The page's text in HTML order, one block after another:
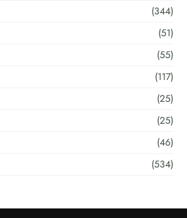
(344)
(51)
(55)
(117)
(25)
(25)
(46)
(534)